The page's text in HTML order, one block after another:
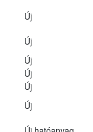
Új
Új
Új
Új
Új
Új